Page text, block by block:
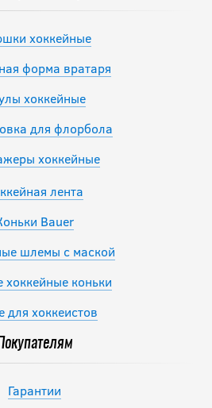
хоккейные
форма вратаря
хоккейные
для флорбола
хоккейные
лента
Bauer
шлемы с маской
хоккейные коньки
для хоккеистов
Гарантии